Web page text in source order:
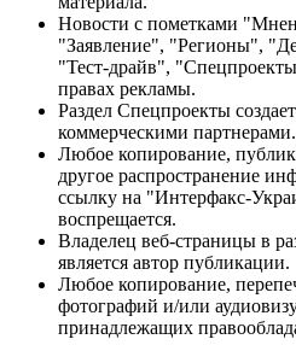
Новости с пометками
"Заявление", "Регионы",
"Тест-драйв",
правах рекламы.
Раздел Спецпроекты
коммерческими партнерами.
Любое копирование,
другое распространение
ссылку на "Интерфакс-
воспрещается.
Владелец веб-страницы в
является автор публикации.
Любое копирование,
фотографий и/или
принадлежащих